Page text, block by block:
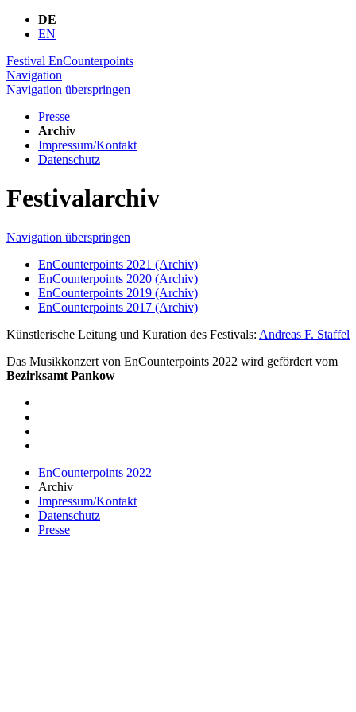
DE
EN
Festival EnCounterpoints
Navigation
Navigation überspringen
Presse
Archiv
Impressum/Kontakt
Datenschutz
Festivalarchiv
Navigation überspringen
EnCounterpoints 2021 (Archiv)
EnCounterpoints 2020 (Archiv)
EnCounterpoints 2019 (Archiv)
EnCounterpoints 2017 (Archiv)
Künstlerische Leitung und Kuration des Festivals: Andreas F. Staffel
Das Musikkonzert von EnCounterpoints 2022 wird gefördert vom
Bezirksamt Pankow
EnCounterpoints 2022
Archiv
Impressum/Kontakt
Datenschutz
Presse